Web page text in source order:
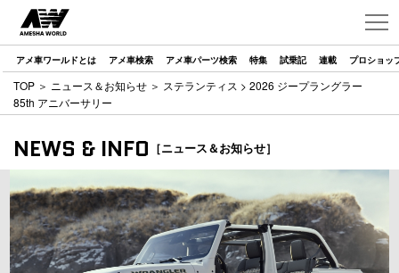
アメ車ワールドとは アメ車検索 アメ車パーツ検索 特集 試乗記 連載 プロショッ
TOP ＞ ニュース＆お知らせ ＞ ステランティス > 2026 ジープラングラー
85th アニバーサリー
NEWS & INFO ［ニュース＆お知らせ］